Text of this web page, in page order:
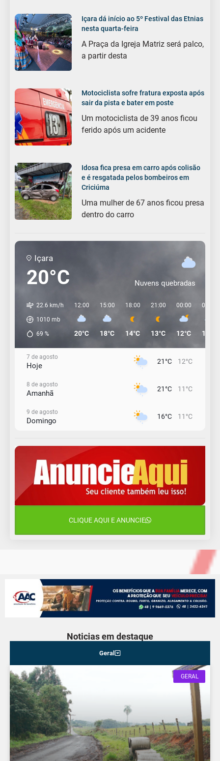
Içara dá início ao 5º Festival das Etnias
nesta quarta-feira
A Praça da Igreja Matriz será palco,
a partir desta
Motociclista sofre fratura exposta após
sair da pista e bater em poste
Um motociclista de 39 anos ficou
ferido após um acidente
Idosa fica presa em carro após colisão
e é resgatada pelos bombeiros em
Criciúma
Uma mulher de 67 anos ficou presa
dentro do carro
Içara
20°C Nuvens quebradas
22.6 km/h
1010 mb
69 %
12:00
20°C
15:00
18°C
18:00
14°C
21:00
13°C
00:00
12°C
03:00
11°C
7 de agosto
Hoje 21°C 12°C
8 de agosto
Amanhã 21°C 11°C
9 de agosto
Domingo 16°C 11°C
Segunda-Feira 15°C 11°C
11 de agosto
Terça-Feira
Quarta-Feira
CLIQUE AQUI E ANUNCIE
Noticias em destaque
Geral
GERAL